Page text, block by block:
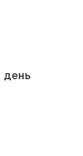
день